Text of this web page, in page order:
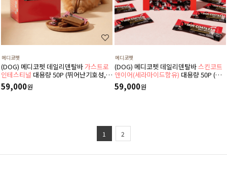
메디코펫
(DOG) 메디코펫 데일리덴탈바가스트로
인테스티널 대용량 50P (뛰어난기호성,소
화기,췌장염,설사,구토,만성질환도움)
59,000원
메디코펫
(DOG) 메디코펫 데일리덴탈바스킨코트
앤이어(세라마이드함유) 대용량 50P (뛰
어난기호성,영양,귀질병,피부관리에좋은
덴탈껌,가수분해단백질)
59,000원
1 2